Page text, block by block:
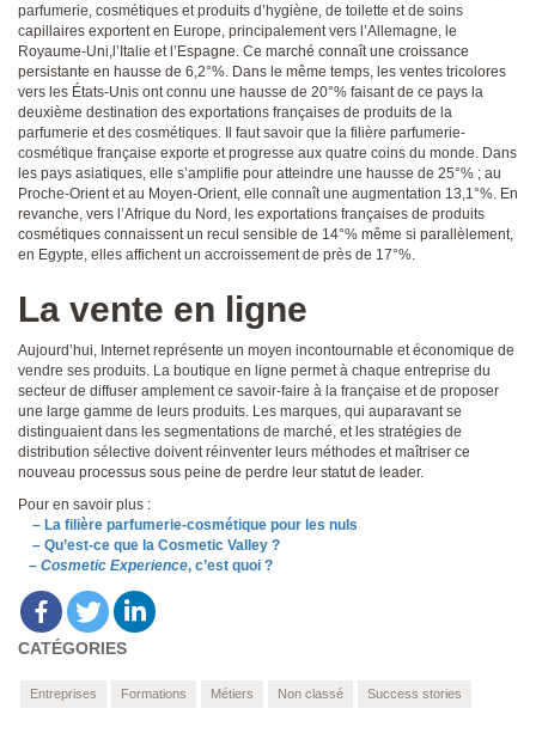
parfumerie, cosmétiques et produits d’hygiène, de toilette et de soins
capillaires exportent en Europe, principalement vers l’Allemagne, le
Royaume-Uni,l’Italie et l’Espagne. Ce marché connaît une croissance
persistante en hausse de 6,2°%. Dans le même temps, les ventes tricolores
vers les États-Unis ont connu une hausse de 20°% faisant de ce pays la
deuxième destination des exportations françaises de produits de la
parfumerie et des cosmétiques. Il faut savoir que la filière parfumerie-
cosmétique française exporte et progresse aux quatre coins du monde. Dans
les pays asiatiques, elle s’amplifie pour atteindre une hausse de 25°% ; au
Proche-Orient et au Moyen-Orient, elle connaît une augmentation 13,1°%. En
revanche, vers l’Afrique du Nord, les exportations françaises de produits
cosmétiques connaissent un recul sensible de 14°% même si parallèlement,
en Egypte, elles affichent un accroissement de près de 17°%.
La vente en ligne
Aujourd’hui, Internet représente un moyen incontournable et économique de
vendre ses produits. La boutique en ligne permet à chaque entreprise du
secteur de diffuser amplement ce savoir-faire à la française et de proposer
une large gamme de leurs produits. Les marques, qui auparavant se
distinguaient dans les segmentations de marché, et les stratégies de
distribution sélective doivent réinventer leurs méthodes et maîtriser ce
nouveau processus sous peine de perdre leur statut de leader.
Pour en savoir plus :
– La filière parfumerie-cosmétique pour les nuls
– Qu’est-ce que la Cosmetic Valley ?
– Cosmetic Experience, c’est quoi ?
CATÉGORIES
Entreprises Formations Métiers Non classé Success stories